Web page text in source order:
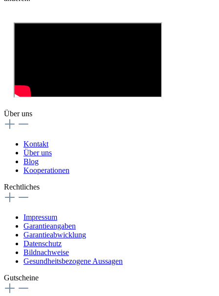
Über uns
Kontakt
Über uns
Blog
Kooperationen
Rechtliches
Impressum
Garantieangaben
Garantieabwicklung
Datenschutz
Bildnachweise
Gesundheitsbezogene Aussagen
Gutscheine